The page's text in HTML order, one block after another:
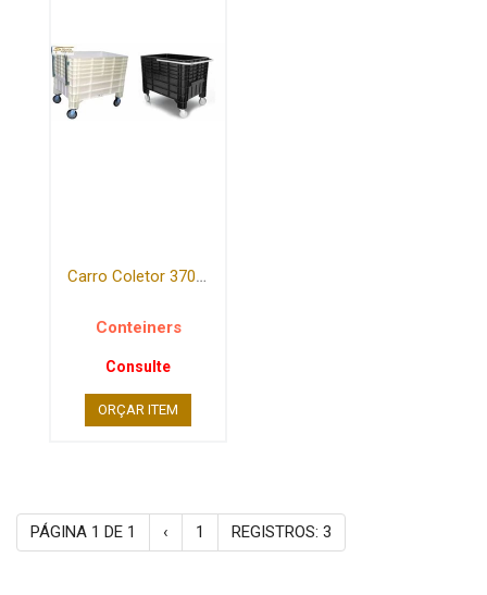
Carro Coletor 370 litros
Conteiners
Consulte
ORÇAR ITEM
PÁGINA 1 DE 1 ‹ 1 REGISTROS: 3